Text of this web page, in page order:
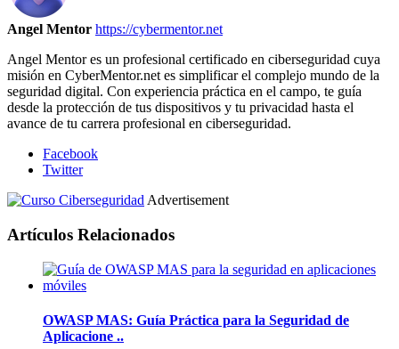
Angel Mentor https://cybermentor.net
Angel Mentor es un profesional certificado en ciberseguridad cuya
misión en CyberMentor.net es simplificar el complejo mundo de la
seguridad digital. Con experiencia práctica en el campo, te guía
desde la protección de tus dispositivos y tu privacidad hasta el
avance de tu carrera profesional en ciberseguridad.
Facebook
Twitter
Advertisement
Artículos Relacionados
OWASP MAS: Guía Práctica para la Seguridad de
Aplicacione ..